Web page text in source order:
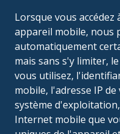
Lorsque vous
appareil mobile, nous
automatiquement
mais sans s'y limiter,
vous utilisez,
mobile, l'adresse IP
système
Internet mobile que